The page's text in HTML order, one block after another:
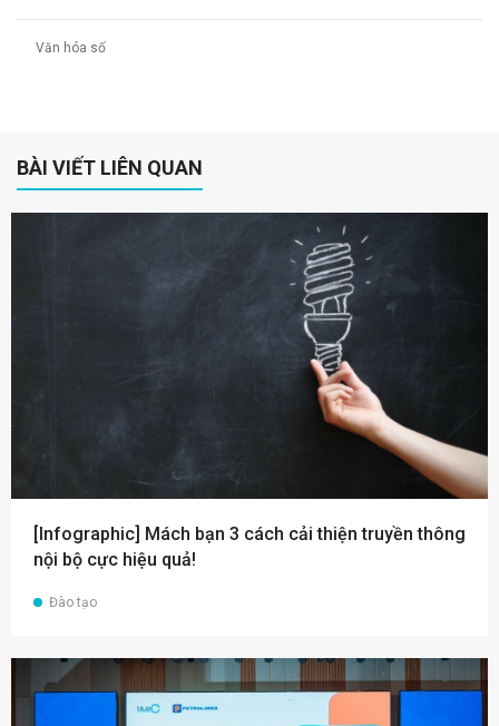
Văn hóa số
BÀI VIẾT LIÊN QUAN
[Infographic] Mách bạn 3 cách cải thiện truyền thông
nội bộ cực hiệu quả!
Đào tạo